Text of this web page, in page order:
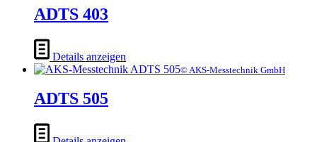
ADTS 403
Details anzeigen
© AKS-Messtechnik GmbH
ADTS 505